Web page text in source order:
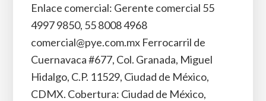
Enlace comercial: Gerente comercial 55
4997 9850, 55 8008 4968
comercial@pye.com.mx Ferrocarril de
Cuernavaca #677, Col. Granada, Miguel
Hidalgo, C.P. 11529, Ciudad de México,
CDMX. Cobertura: Ciudad de México,